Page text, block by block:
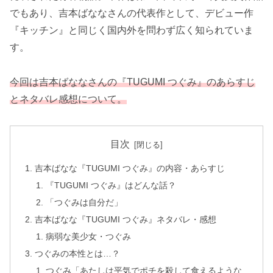
でもあり、吉本ばななさんの代表作として、デビュー作
『キッチン』と同じく国内外を問わず広く知られていま
す。
今回は吉本ばななさんの『TUGUMI つぐみ』のあらすじ
とネタバレ感想について。
目次
吉本ばなな『TUGUMI つぐみ』の内容・あらすじ
『TUGUMI つぐみ』はどんな話？
「つぐみは自分だ」
吉本ばなな『TUGUMI つぐみ』ネタバレ・感想
病弱な美少女・つぐみ
つぐみの本性とは…？
つぐみ「あたしは平気でポチを殺して食えるような